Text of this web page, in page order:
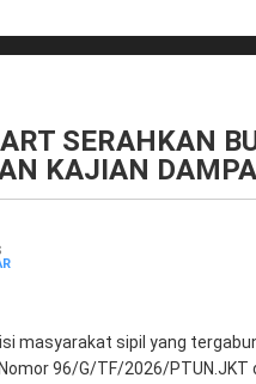
SERAHKAN
KAJIAN
masyarakat sipil yang
96/G/TF/2026/